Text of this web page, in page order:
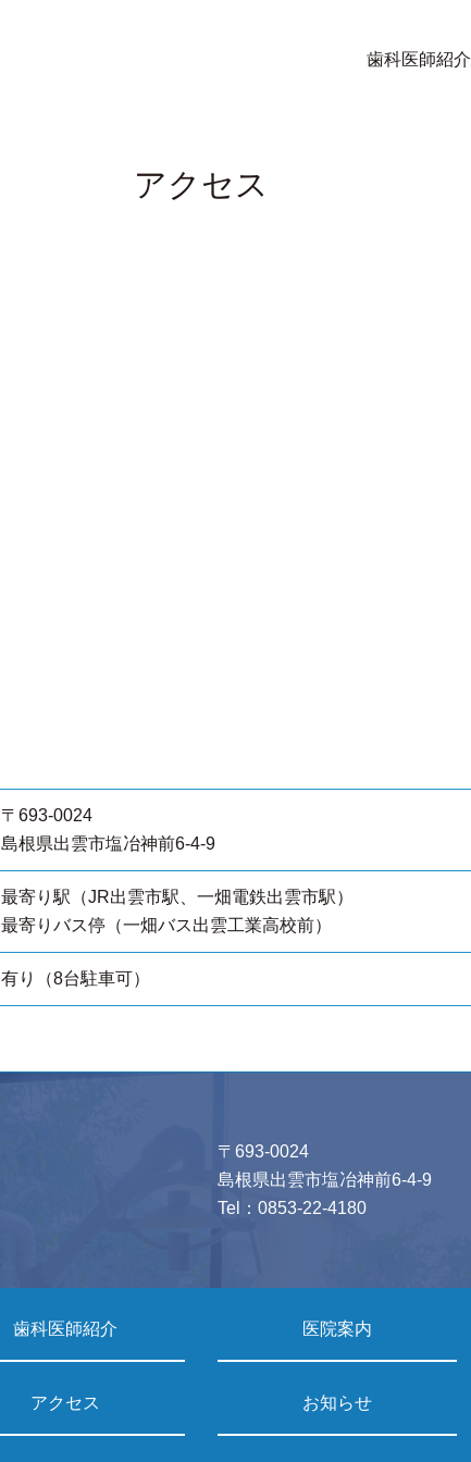
歯科医師紹介
アクセス
〒693-0024
島根県出雲市塩冶神前6-4-9
最寄り駅（JR出雲市駅、一畑電鉄出雲市駅）
最寄りバス停（一畑バス出雲工業高校前）
有り（8台駐車可）
〒693-0024
島根県出雲市塩冶神前6-4-9
Tel： 0853-22-4180
歯科医師紹介 医院案内
アクセス お知らせ